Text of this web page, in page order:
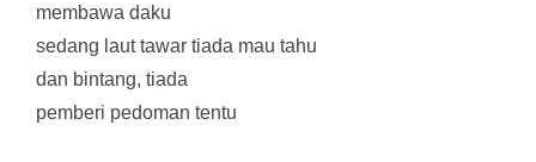
membawa daku
sedang laut tawar tiada mau tahu
dan bintang, tiada
pemberi pedoman tentu